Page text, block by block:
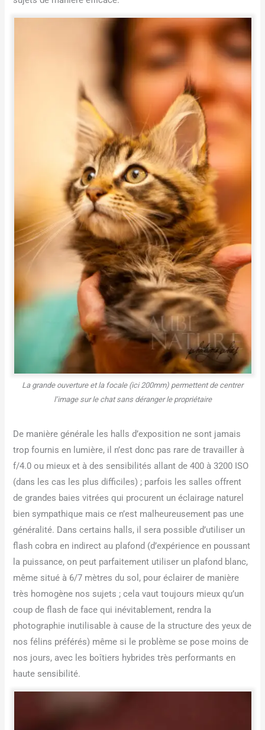
La grande ouverture et la focale (ici 200mm) permettent de centrer
l’image sur le chat sans déranger le propriétaire
De manière générale les halls d’exposition ne sont jamais
trop fournis en lumière, il n’est donc pas rare de travailler à
f/4.0 ou mieux et à des sensibilités allant de 400 à 3200 ISO
(dans les cas les plus difficiles) ; parfois les salles offrent
de grandes baies vitrées qui procurent un éclairage naturel
bien sympathique mais ce n’est malheureusement pas une
généralité. Dans certains halls, il sera possible d’utiliser un
flash cobra en indirect au plafond (d’expérience en poussant
la puissance, on peut parfaitement utiliser un plafond blanc,
même situé à 6/7 mètres du sol, pour éclairer de manière
très homogène nos sujets ; cela vaut toujours mieux qu’un
coup de flash de face qui inévitablement, rendra la
photographie inutilisable à cause de la structure des yeux de
nos félins préférés) même si le problème se pose moins de
nos jours, avec les boîtiers hybrides très performants en
haute sensibilité.